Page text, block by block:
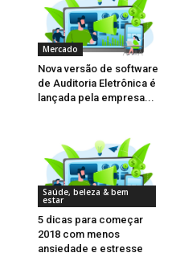
Mercado
Nova versão de software
de Auditoria Eletrônica é
lançada pela empresa...
Saúde, beleza & bem
estar
5 dicas para começar
2018 com menos
ansiedade e estresse